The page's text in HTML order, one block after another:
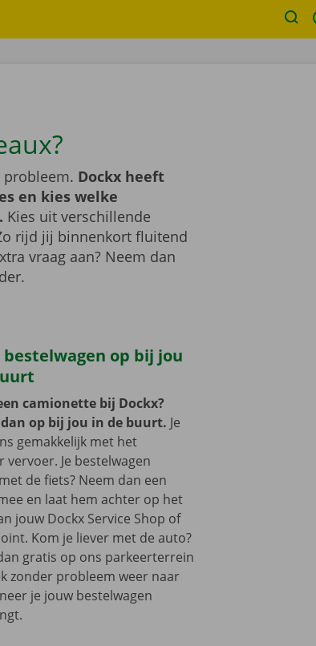
probleem. Dockx heeft
en kies welke
Kies uit verschillende
rijd jij binnenkort fluitend
vraag aan? Neem dan
bestelwagen op bij jou
camionette bij Dockx?
op bij jou in de buurt. Je
gemakkelijk met het
vervoer. Je bestelwagen
de fiets? Neem dan een
en laat hem achter op het
jouw Dockx Service Shop of
Kom je liever met de auto?
gratis op ons parkeerterrein
zonder probleem weer naar
je jouw bestelwagen